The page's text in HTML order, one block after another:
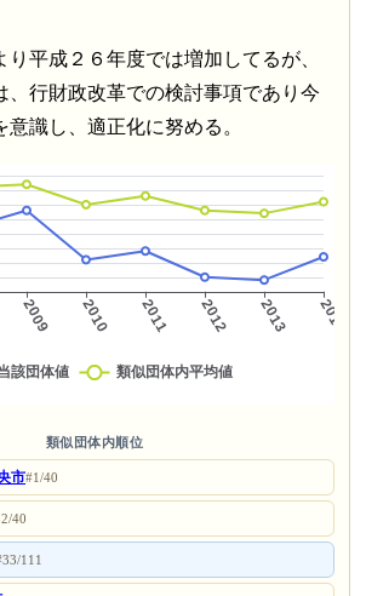
平成２６年度では増加してるが、
、行財政改革での検討事項であり今
識し、適正化に努める。
類似団体内順位
市#1/40
40
111